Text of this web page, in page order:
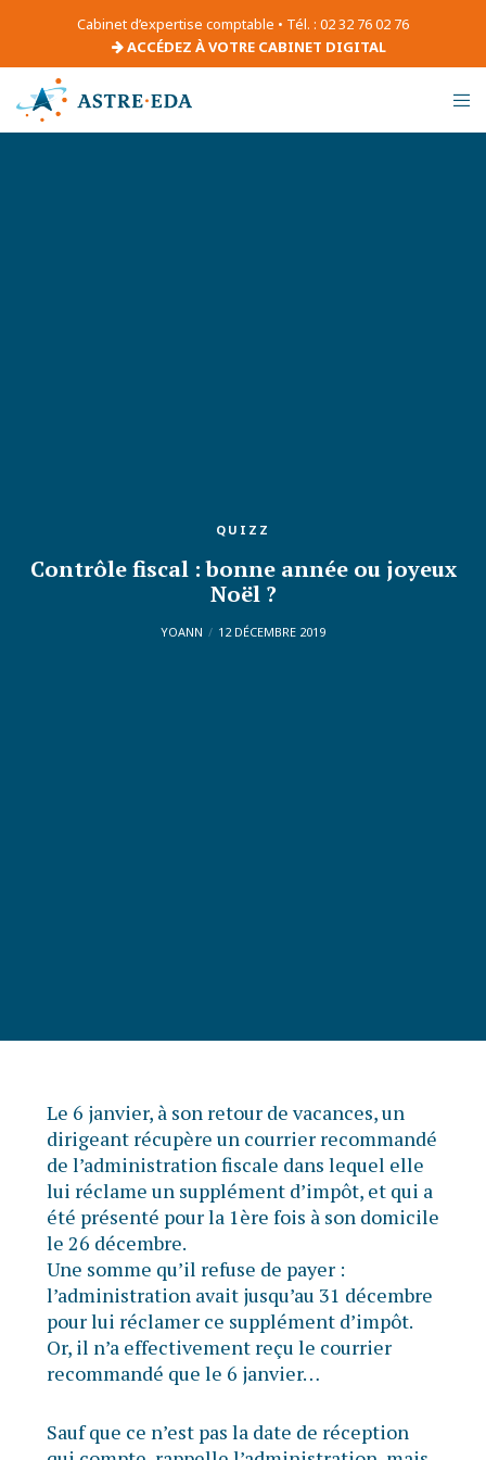
Cabinet d’expertise comptable • Tél. : 02 32 76 02 76
ACCÉDEZ À VOTRE CABINET DIGITAL
QUIZZ
Contrôle fiscal : bonne année ou joyeux
Noël ?
YOANN 12 DÉCEMBRE 2019
Le 6 janvier, à son retour de vacances, un
dirigeant récupère un courrier recommandé
de l’administration fiscale dans lequel elle
lui réclame un supplément d’impôt, et qui a
été présenté pour la 1ère fois à son domicile
le 26 décembre.
Une somme qu’il refuse de payer :
l’administration avait jusqu’au 31 décembre
pour lui réclamer ce supplément d’impôt.
Or, il n’a effectivement reçu le courrier
recommandé que le 6 janvier…
Sauf que ce n’est pas la date de réception